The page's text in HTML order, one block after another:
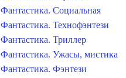
Фантастика. Социальная
Фантастика. Технофэнтези
Фантастика. Триллер
Фантастика. Ужасы, мистика
Фантастика. Фэнтези